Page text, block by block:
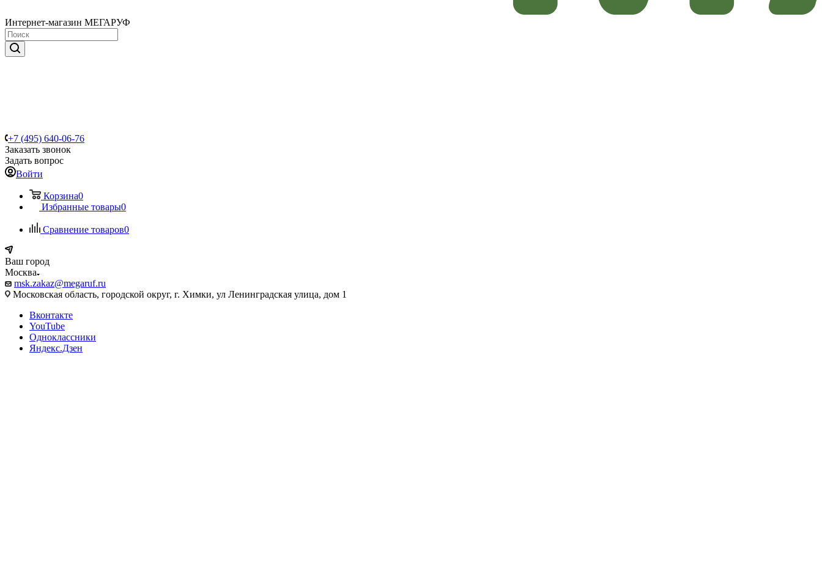
Интернет-магазин МЕГАРУФ
+7 (495) 640-06-76
Заказать звонок
Задать вопрос
Войти
Корзина0
Избранные товары0
Сравнение товаров0
Ваш город
Москва
msk.zakaz@megaruf.ru
Московская область, городской округ, г. Химки, ул Ленинградская улица, дом 1
Вконтакте
YouTube
Одноклассники
Яндекс.Дзен